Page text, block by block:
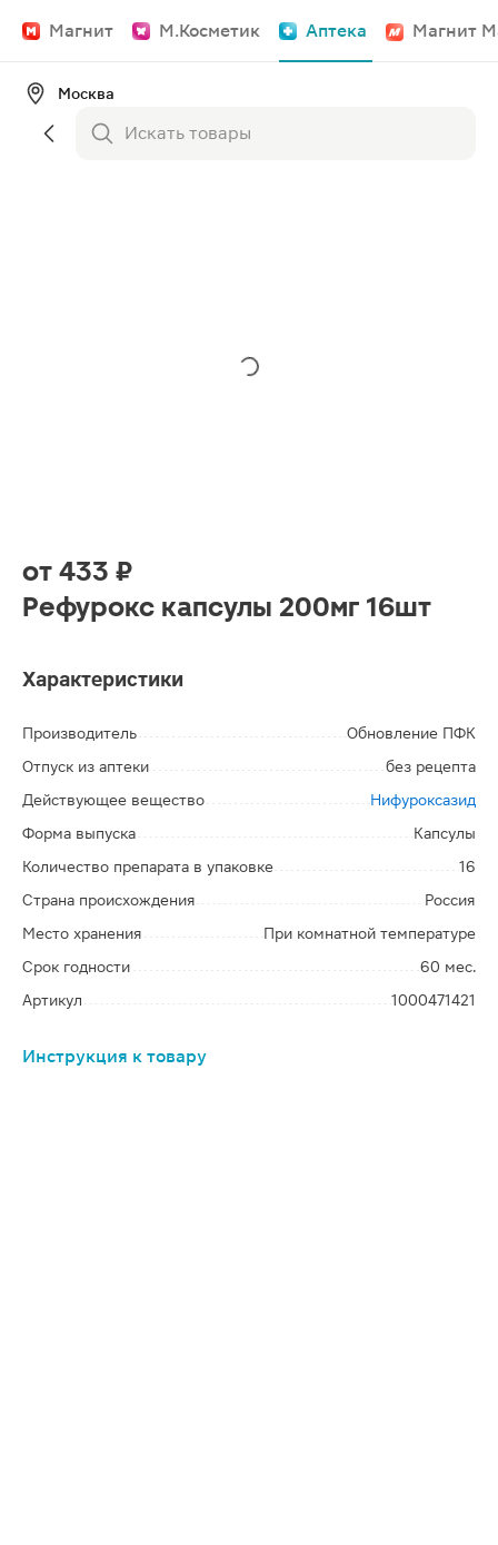
Магнит М.Косметик Аптека Магнит
Москва
от 433 ₽
Рефурокс капсулы 200мг 16шт
Характеристики
Производитель
Обновление ПФК
Отпуск из аптеки
без рецепта
Действующее вещество
Нифуроксазид
Форма выпуска
Капсулы
Количество препарата в упаковке
16
Страна происхождения
Россия
Место хранения
При комнатной температуре
Срок годности
60 мес.
Артикул
1000471421
Инструкция к товару